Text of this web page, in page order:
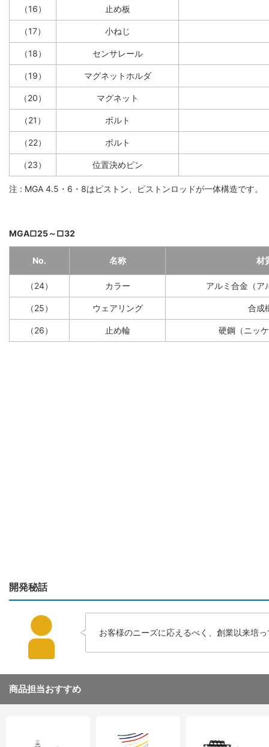
（16） 止め板
（17） 小ねじ
（18） センサレール
（19） マグネットホルダ
（20） マグネット
（21） ボルト
（22） ボルト
（23） 位置決めピン
注 : MGA 4.5・6・8はピストン、ピストンロッドが一体構造です。
MGA□25～□32
No. 名称 材
（24） カラー アルミ合金（ア
（25） ウェアリング 合成
（26） 止め輪 硬鋼（ニッ
開発秘話
お客様のニーズに応えるべく、創業以来培
商品担当おすすめ